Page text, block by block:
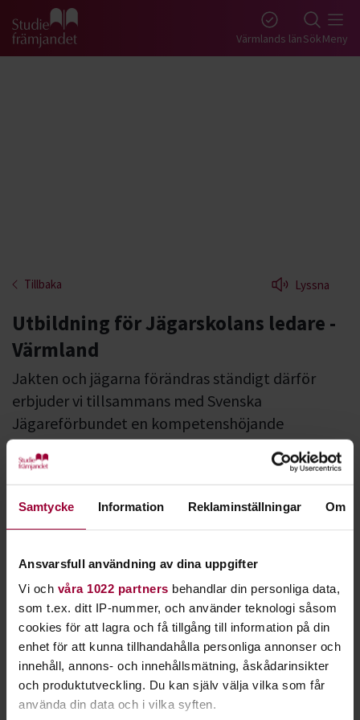
Samtycke Information Reklaminställningar Om
Ansvarsfull användning av dina uppgifter
Vi och våra 1022 partners behandlar din personliga data,
som t.ex. ditt IP-nummer, och använder teknologi såsom
cookies för att lagra och få tillgång till information på din
enhet för att kunna tillhandahålla personliga annonser och
innehåll, annons- och innehållsmätning, åskådarinsikter
och produktutveckling. Du kan själv välja vilka som får
använda din data och i vilka syften.
Gå till studiefrämjandets startsida Värmlands länSökMeny
Tillbaka Lyssna
Utbildning för Jägarskolans ledare -
Värmland
Jakten och jägarna förändras ständigt därför
erbjuder vi tillsammans med Svenska
Jägareförbundet en kompetenshöjande
utbildning för dig som redan är ledare för
Jägarskolan.
Varje år utbildar 200 jägarskoleledare 3000 nya jägare i
För att du som ledare ska ha en bra grund att stå på, oavsett
om du är ny ledare eller har lett Jägarskolan tidigare,
har Studiefrämjandet och Svenska jägareförbundet tagit
fram en vidareutbildning med medel från viltfonden.
Utbildningen är indelad i tre block.
Studiecirkeln och dess pedagogik